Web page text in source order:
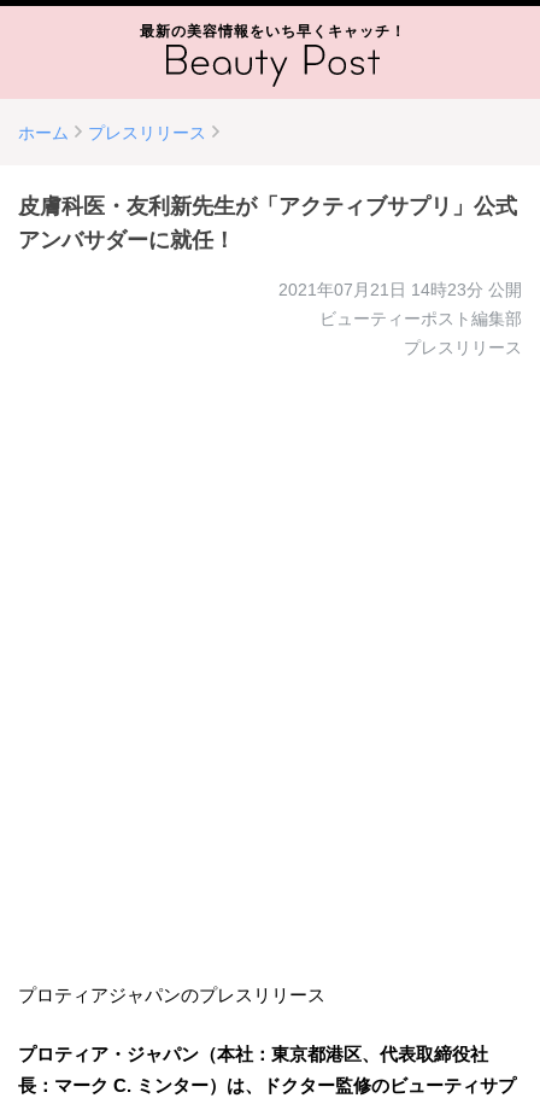
最新の美容情報をいち早くキャッチ！
ホーム プレスリリース
皮膚科医・友利新先生が「アクティブサプリ」公式
アンバサダーに就任！
2021年07月21日 14時23分 公開
ビューティーポスト編集部
プレスリリース
プロティアジャパンのプレスリリース
プロティア・ジャパン（本社：東京都港区、代表取締役社
長：マーク C. ミンター）は、ドクター監修のビューティサプ